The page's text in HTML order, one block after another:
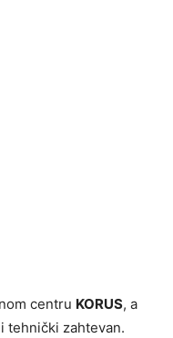
centru KORUS, a
tehnički zahtevan.